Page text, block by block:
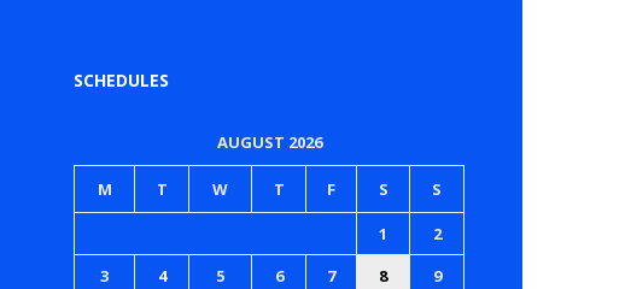
SCHEDULES
AUGUST 2026
M T W T F S S
1
2
3
4 5 6 7 8
9